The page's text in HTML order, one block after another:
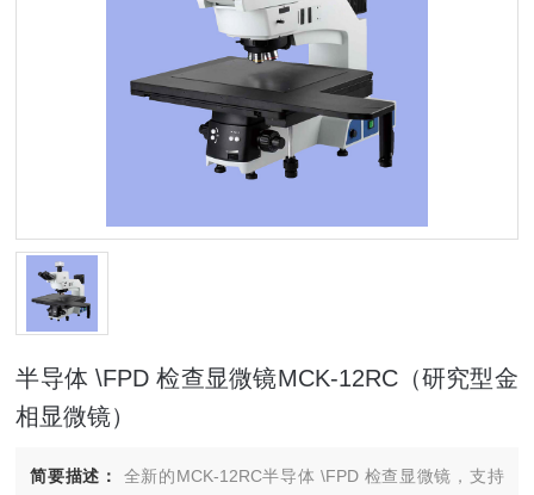
半导体 \FPD 检查显微镜MCK-12RC（研究型金
相显微镜）
简要描述：
全新的MCK-12RC半导体 \FPD 检查显微镜，支持